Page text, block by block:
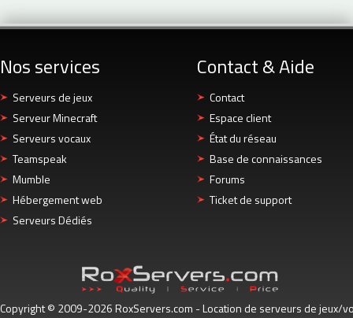
Nos services
Serveurs de jeux
Serveur Minecraft
Serveurs vocaux
Teamspeak
Mumble
Hébergement web
Serveurs Dédiés
Contact & Aide
Contact
Espace client
État du réseau
Base de connaissances
Forums
Ticket de support
Copyright © 2009-2026 RoxServers.com - Location de serveurs de jeux/